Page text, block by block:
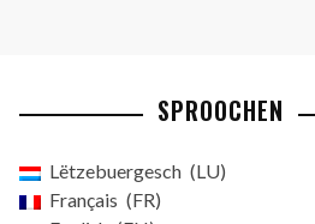
SPROOCHEN
Lëtzebuergesch
LU
Français
FR